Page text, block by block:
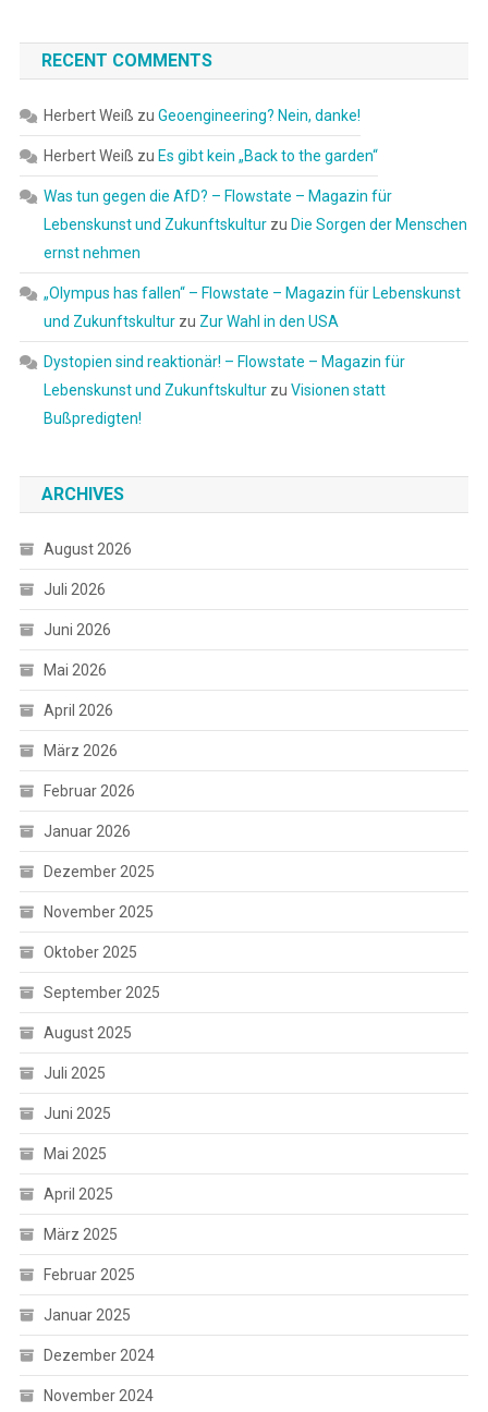
RECENT COMMENTS
Herbert Weiß zu Geoengineering? Nein, danke!
Herbert Weiß zu Es gibt kein „Back to the garden“
Was tun gegen die AfD? – Flowstate – Magazin für
Lebenskunst und Zukunftskulturzu Die Sorgen der Menschen
ernst nehmen
„Olympus has fallen“ – Flowstate – Magazin für Lebenskunst
und Zukunftskulturzu Zur Wahl in den USA
Dystopien sind reaktionär! – Flowstate – Magazin für
Lebenskunst und Zukunftskulturzu Visionen statt
Bußpredigten!
ARCHIVES
August 2026
Juli 2026
Juni 2026
Mai 2026
April 2026
März 2026
Februar 2026
Januar 2026
Dezember 2025
November 2025
Oktober 2025
September 2025
August 2025
Juli 2025
Juni 2025
Mai 2025
April 2025
März 2025
Februar 2025
Januar 2025
Dezember 2024
November 2024